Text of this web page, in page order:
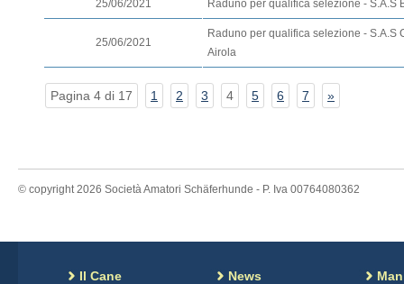
25/06/2021 Raduno per qualifica selezione - S.A.S
25/06/2021
Raduno per qualifica selezione - S.A.S
Airola
Pagina 4 di 17 1 2 3 4 5 6 7 »
© copyright 2026 Società Amatori Schäferhunde - P. Iva 00764080362
Il Cane News